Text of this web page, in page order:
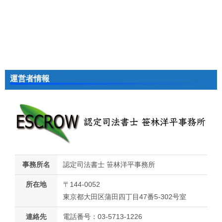
運営者情報
事務所名 認定司法書士 笹林洋平事務所
所在地
〒144-0052
東京都大田区蒲田四丁目47番5-302号室
連絡先 電話番号：03-5713-1226